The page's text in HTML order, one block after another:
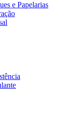
e Papelarias